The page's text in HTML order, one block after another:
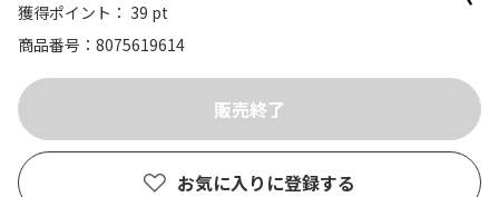
獲得ポイント： 39 pt
商品番号
8075619614
お気に入りに登録する